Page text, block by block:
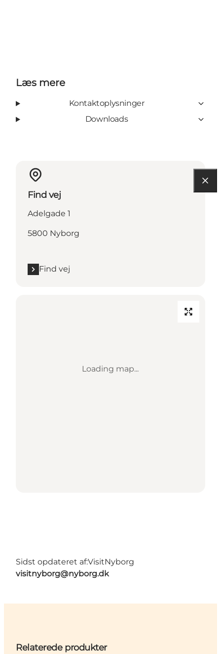
Læs mere
Kontaktoplysninger
Downloads
Find vej
Adelgade 1
5800 Nyborg
Find vej
Loading map...
Sidst opdateret af:VisitNyborg
visitnyborg@nyborg.dk
Relaterede produkter